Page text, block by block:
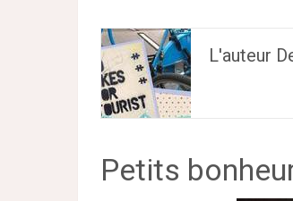
L'auteur
Petits